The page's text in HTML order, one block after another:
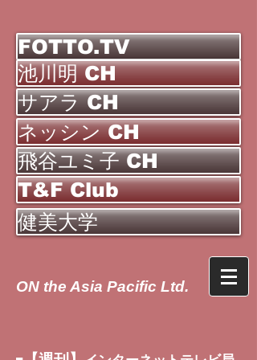
FOTTO.TV
池川明 CH
サアラ CH
ネッシン CH
飛谷ユミ子 CH
T&F Club
健美大学
ON the Asia Pacific Ltd.